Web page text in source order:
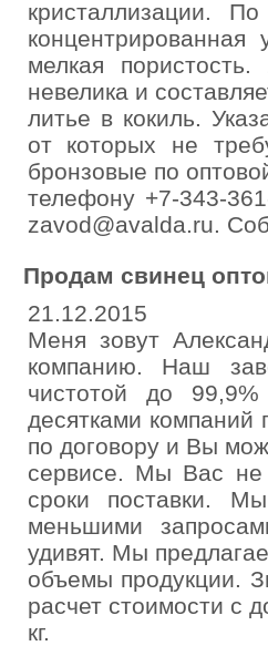
кристаллизации.
концентрированная
мелкая
невелика и
литье в кокиль.
от которых не
бронзовые по
телефону +7-343-
zavod@avalda.ru.
Продам свинец
21.12.2015
Меня зовут
компанию. Наш
чистотой до
десятками
по договору и Вы
сервисе. Мы Вас не
сроки поставки.
меньшими
удивят. Мы
объемы продукции.
расчет стоимости с
кг.